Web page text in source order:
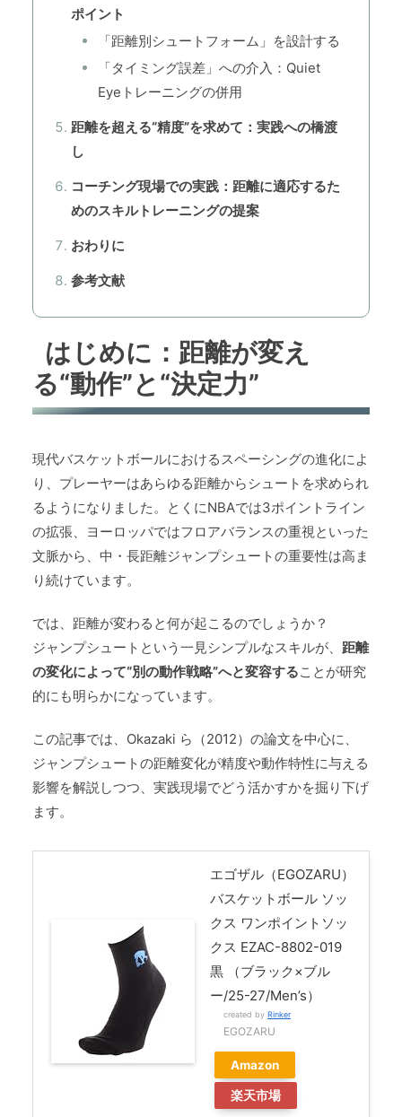
ポイント
「距離別シュートフォーム」を設計する
「タイミング誤差」への介入：Quiet
Eyeトレーニングの併用
距離を超える“精度”を求めて：実践への橋渡
し
コーチング現場での実践：距離に適応するた
めのスキルトレーニングの提案
おわりに
参考文献
はじめに：距離が変え
る“動作”と“決定力”
現代バスケットボールにおけるスペーシングの進化によ
り、プレーヤーはあらゆる距離からシュートを求められ
るようになりました。とくにNBAでは3ポイントライン
の拡張、ヨーロッパではフロアバランスの重視といった
文脈から、中・長距離ジャンプシュートの重要性は高ま
り続けています。
では、距離が変わると何が起こるのでしょうか？
ジャンプシュートという一見シンプルなスキルが、 距離
の変化によって“別の動作戦略”へと変容することが研究
的にも明らかになっています。
この記事では、Okazaki ら（2012）の論文を中心に、
ジャンプシュートの距離変化が精度や動作特性に与える
影響を解説しつつ、実践現場でどう活かすかを掘り下げ
ます。
エゴザル（EGOZARU）
バスケットボール ソッ
クス ワンポイントソッ
クス EZAC-8802-019
黒 （ブラック×ブル
ー/25-27/Men’s）
created by Rinker
EGOZARU
Amazon
楽天市場